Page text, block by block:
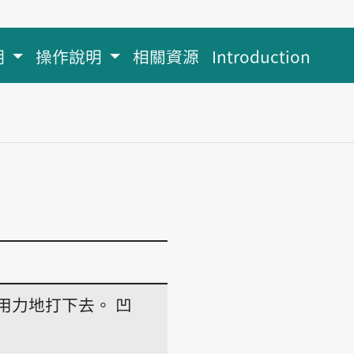
操作說明 相關資源 Introduction
力地打下去。 凹